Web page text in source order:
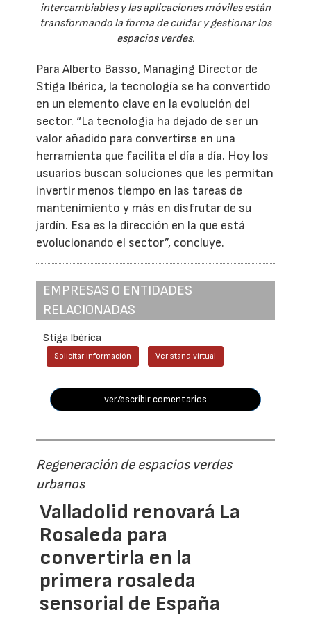
intercambiables y las aplicaciones móviles están
transformando la forma de cuidar y gestionar los
espacios verdes.
Para Alberto Basso, Managing Director de
Stiga Ibérica, la tecnología se ha convertido
en un elemento clave en la evolución del
sector. “La tecnología ha dejado de ser un
valor añadido para convertirse en una
herramienta que facilita el día a día. Hoy los
usuarios buscan soluciones que les permitan
invertir menos tiempo en las tareas de
mantenimiento y más en disfrutar de su
jardín. Esa es la dirección en la que está
evolucionando el sector”, concluye.
EMPRESAS O ENTIDADES
RELACIONADAS
Stiga Ibérica
Solicitar información Ver stand virtual
ver/escribir comentarios
Regeneración de espacios verdes
urbanos
Valladolid renovará La
Rosaleda para
convertirla en la
primera rosaleda
sensorial de España